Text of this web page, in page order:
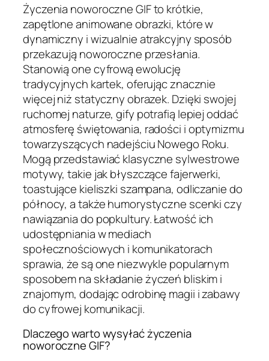
Życzenia noworoczne GIF to krótkie,
zapętlone animowane obrazki, które w
dynamiczny i wizualnie atrakcyjny sposób
przekazują noworoczne przesłania.
Stanowią one cyfrową ewolucję
tradycyjnych kartek, oferując znacznie
więcej niż statyczny obrazek. Dzięki swojej
ruchomej naturze, gify potrafią lepiej oddać
atmosferę świętowania, radości i optymizmu
towarzyszących nadejściu Nowego Roku.
Mogą przedstawiać klasyczne sylwestrowe
motywy, takie jak błyszczące fajerwerki,
toastujące kieliszki szampana, odliczanie do
północy, a także humorystyczne scenki czy
nawiązania do popkultury. Łatwość ich
udostępniania w mediach
społecznościowych i komunikatorach
sprawia, że są one niezwykle popularnym
sposobem na składanie życzeń bliskim i
znajomym, dodając odrobinę magii i zabawy
do cyfrowej komunikacji.
Dlaczego warto wysyłać życzenia
noworoczne GIF?